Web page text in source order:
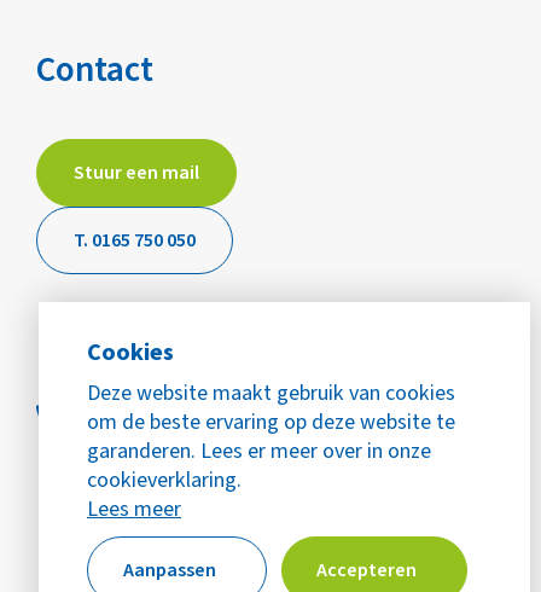
Cookies
Deze website maakt gebruik van cookies
om de beste ervaring op deze website te
garanderen. Lees er meer over in onze
cookieverklaring.
Lees meer
Aanpassen Accepteren
Contact
Stuur een mail
T. 0165 750 050